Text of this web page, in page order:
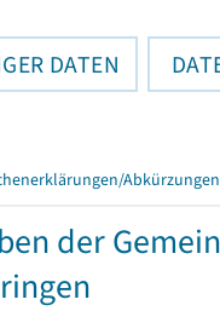
DATEN
Abkürzungen
der